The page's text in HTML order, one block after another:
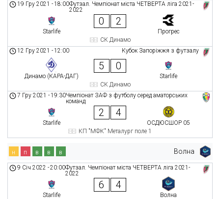
Футзал. Чемпіонат міста ЧЕТВЕРТА ліга 2021-
2022
19 Гру 2021 -18:00
Starlife
0 2
Прогрес
СК Динамо
Кубок Запоріжжя з футзалу
12 Гру 2021 -12:00
Динамо (КАРА-ДАГ)
5 0
Starlife
СК Динамо
Чемпіонат ЗАФ з футболу серед аматорських
команд
7 Гру 2021 -19:30
Starlife
2 4
ОСДЮСШОР 05
КП "МФК" Металург поле 1
Волна
н п в в в
Футзал. Чемпіонат міста ЧЕТВЕРТА ліга 2021-
2022
9 Січ 2022 -20:00
Starlife
6 4
Волна